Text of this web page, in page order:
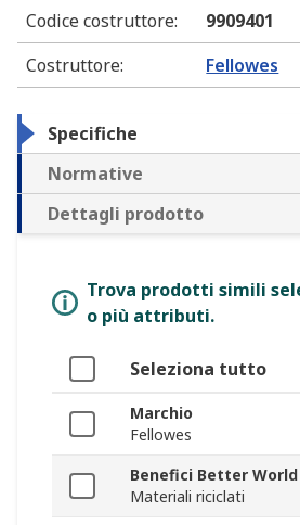
Codice costruttore:
9909401
Costruttore: Fellowes
Specifiche
Normative
Dettagli prodotto
Trova prodotti simili
o più attributi.
Seleziona tutto
Marchio
Fellowes
Benefici Better World
Materiali riciclati